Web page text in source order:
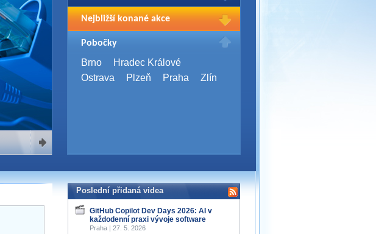
Pro zobrazení Vašich registrací na akce
se prosím přihlašte.
Nejbližší konané akce
WUG Days 2026
4. 9. 2026,Brno
SQL Server Bootcamp 2026
Pobočky
Brno
Hradec Králové
Ostrava
Plzeň Praha Zlín
Poslední přidaná videa
GitHub Copilot Dev Days 2026: AI v
každodenní praxi vývoje software
Praha | 27. 5. 2026